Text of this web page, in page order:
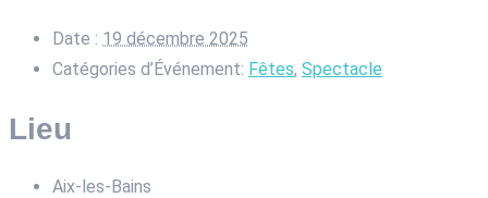
Date : 19 décembre 2025
Catégories d’Événement: Fêtes, Spectacle
Lieu
Aix-les-Bains